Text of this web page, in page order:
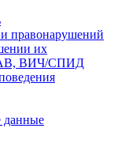
правонарушений
их
ВИЧ/СПИД
данные